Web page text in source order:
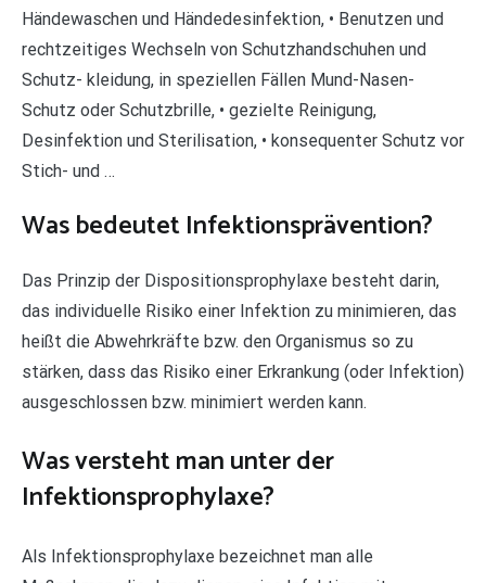
Händewaschen und Händedesinfektion, • Benutzen und
rechtzeitiges Wechseln von Schutzhandschuhen und
Schutz- kleidung, in speziellen Fällen Mund-Nasen-
Schutz oder Schutzbrille, • gezielte Reinigung,
Desinfektion und Sterilisation, • konsequenter Schutz vor
Stich- und …
Was bedeutet Infektionsprävention?
Das Prinzip der Dispositionsprophylaxe besteht darin,
das individuelle Risiko einer Infektion zu minimieren, das
heißt die Abwehrkräfte bzw. den Organismus so zu
stärken, dass das Risiko einer Erkrankung (oder Infektion)
ausgeschlossen bzw. minimiert werden kann.
Was versteht man unter der
Infektionsprophylaxe?
Als Infektionsprophylaxe bezeichnet man alle